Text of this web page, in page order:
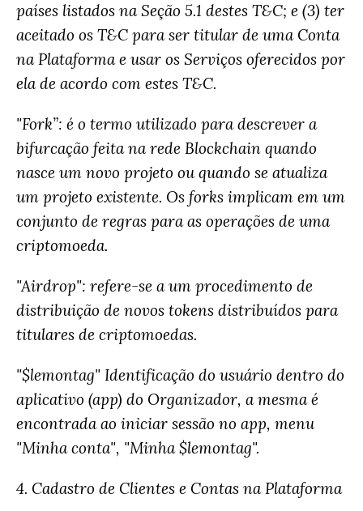
países listados na Seção 5.1 destes T&C; e (3) ter
aceitado os T&C para ser titular de uma Conta
na Plataforma e usar os Serviços oferecidos por
ela de acordo com estes T&C.
"Fork”: é o termo utilizado para descrever a
bifurcação feita na rede Blockchain quando
nasce um novo projeto ou quando se atualiza
um projeto existente. Os forks implicam em um
conjunto de regras para as operações de uma
criptomoeda.
"Airdrop": refere-se a um procedimento de
distribuição de novos tokens distribuídos para
titulares de criptomoedas.
"$lemontag" Identificação do usuário dentro do
aplicativo (app) do Organizador, a mesma é
encontrada ao iniciar sessão no app, menu
"Minha conta", "Minha $lemontag".
4. Cadastro de Clientes e Contas na Plataforma